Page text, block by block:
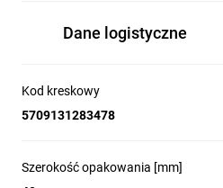
Dane logistyczne
Kod kreskowy
5709131283478
Szerokość opakowania [mm]